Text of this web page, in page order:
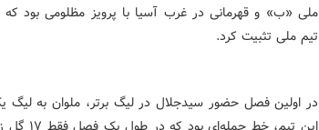
ملی «ب» و قهرمانی در غرب آسیا با پرویز مظلومی بود که
تیم ملی تثبیت کرد.
در اولین فصل حضور سیدجلال در لیگ برتر، ملوان به
این